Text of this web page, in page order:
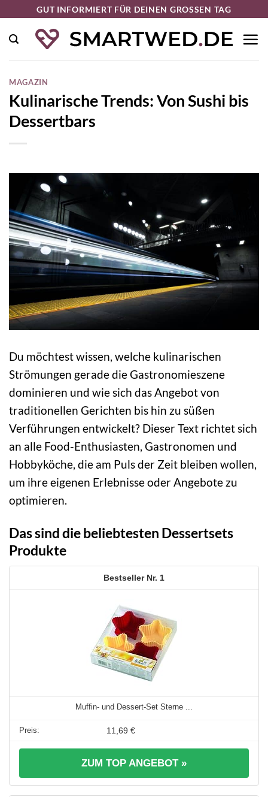
springen
GUT INFORMIERT FÜR DEINEN GROSSEN TAG
MAGAZIN
Kulinarische Trends: Von Sushi bis
Dessertbars
Du möchtest wissen, welche kulinarischen
Strömungen gerade die Gastronomieszene
dominieren und wie sich das Angebot von
traditionellen Gerichten bis hin zu süßen
Verführungen entwickelt? Dieser Text richtet sich
an alle Food-Enthusiasten, Gastronomen und
Hobbyköche, die am Puls der Zeit bleiben wollen,
um ihre eigenen Erlebnisse oder Angebote zu
optimieren.
Das sind die beliebtesten Dessertsets
Produkte
1
Muffin- und Dessert-Set Sterne ...
11,69 €
ZUM TOP ANGEBOT »